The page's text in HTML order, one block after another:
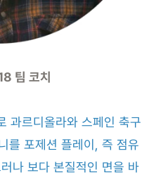
팀 코치
과르디올라와 스페인 축구
를 포제션 플레이, 즉 점유
나 보다 본질적인 면을 바